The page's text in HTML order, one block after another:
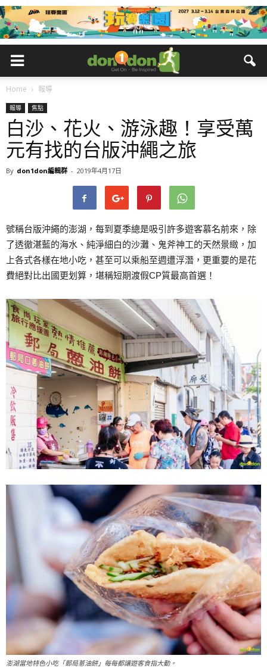
Home 報導
報導 焦點
白沙、花火、游泳趣！享受萬
元有找的台版沖繩之旅
By don1don編輯群 - 2019年4月17日
號稱台版沖繩的澎湖，每到夏季總是吸引許多遊客慕名前來，除
了透徹湛藍的海水、純淨細白的沙灘、鬼斧神工的天然景緻，加
上各式各樣在地小吃，甚至可以乘船至週遭浮潛，更重要的是花
費絕對比出國更划算，堪稱短期渡假CP質最高首選！
澎湖當地特色小吃「郵局蔥油餅」每每都讓遊客食指大動。